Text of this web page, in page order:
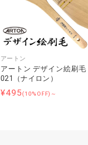
アートン
アートン デザイン絵刷毛
021（ナイロン）
¥495(10%OFF)～